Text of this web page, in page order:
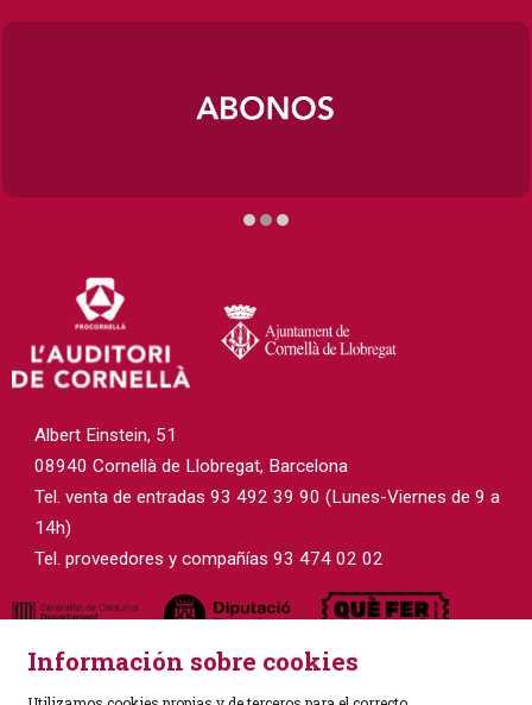
Albert Einstein, 51
08940 Cornellà de Llobregat, Barcelona
Tel. venta de entradas 93 492 39 90 (Lunes-Viernes de 9 a
14h)
Tel. proveedores y compañías 93 474 02 02
Información sobre cookies